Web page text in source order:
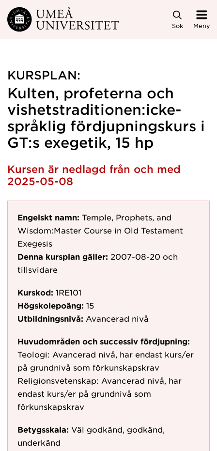
Hoppa direkt till innehållet
Sök Meny
KURSPLAN:
Kulten, profeterna och
vishetstraditionen:icke-
språklig fördjupningskurs i
GT:s exegetik, 15 hp
Kursen är nedlagd från och med
2025-05-08
Engelskt namn: Temple, Prophets, and
Wisdom:Master Course in Old Testament
Exegesis
Denna kursplan gäller: 2007-08-20 och
tillsvidare
Kurskod: 1RE101
Högskolepoäng: 15
Utbildningsnivå: Avancerad nivå
Huvudområden och successiv fördjupning:
Teologi: Avancerad nivå, har endast kurs/er
på grundnivå som förkunskapskrav
Religionsvetenskap: Avancerad nivå, har
endast kurs/er på grundnivå som
förkunskapskrav
Betygsskala: Väl godkänd, godkänd,
underkänd